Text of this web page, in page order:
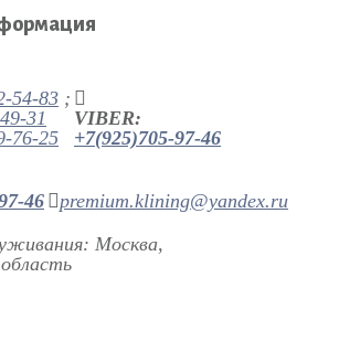
54-83 ;
31
76-25
VIBER:
+7(925)705-97-46
46
premium.klining@yandex.ru
Москва,